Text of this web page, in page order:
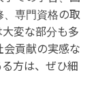
、専門資格の取
変な部分も多
会貢献の実感な
方は、ぜひ細